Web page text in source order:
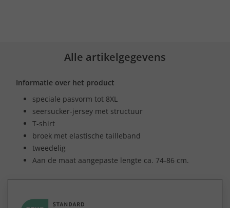
Alle artikelgegevens
Informatie over het product
speciale pasvorm tot 8XL
seersucker-jersey met structuur
T-shirt
broek met elastische tailleband
tweedelig
Aan de maat aangepaste lengte ca. 74-86 cm.